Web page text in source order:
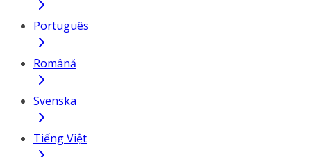
Português
Română
Svenska
Tiếng Việt